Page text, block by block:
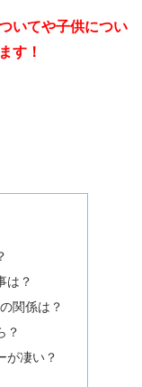
いてや子供につい
す！
は？
関係は？
？
が凄い？